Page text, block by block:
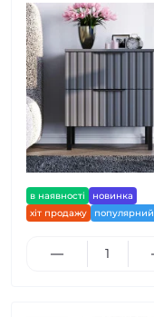
в наявності
новинка
хіт продажу
популярний